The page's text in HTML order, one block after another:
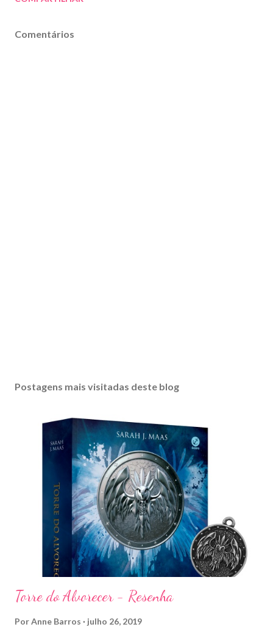
Comentários
Postagens mais visitadas deste blog
Torre do Alvorecer - Resenha
PorAnne Barros julho 26, 2019